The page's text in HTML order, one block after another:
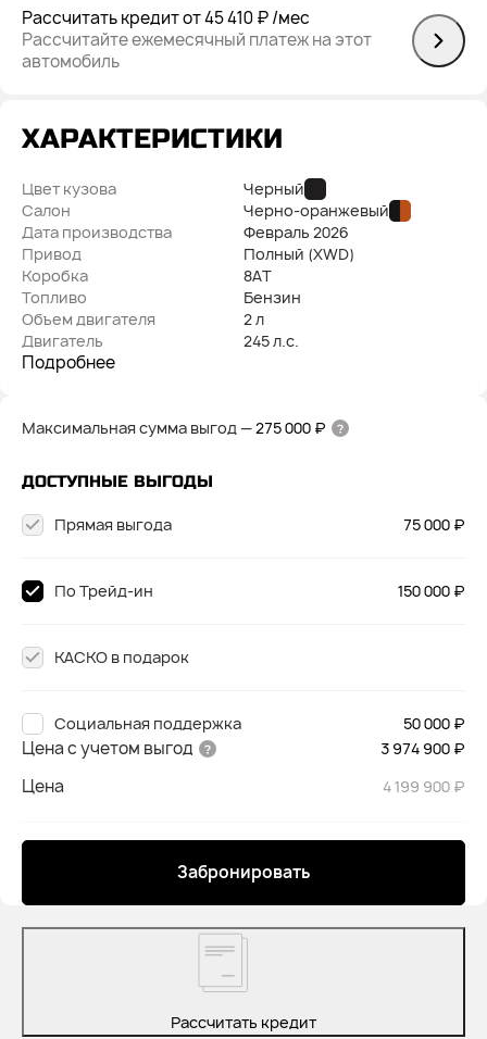
Рассчитать кредитот 45 410 ₽/мес
Рассчитайте ежемесячный платеж на этот
автомобиль
ХАРАКТЕРИСТИКИ
Цвет кузова
Черный
Салон
Черно-оранжевый
Дата производства
Февраль 2026
Привод
Полный (XWD)
Коробка
8AT
Топливо
Бензин
Объем двигателя
2 л
Двигатель
245 л.с.
Подробнее
Максимальная сумма выгод—275 000 ₽
ДОСТУПНЫЕ ВЫГОДЫ
75 000 ₽
Прямая выгода
150 000 ₽
По Трейд-ин
КАСКО в подарок
50 000 ₽
Социальная поддержка
Цена с учетом выгод 3 974 900 ₽
Цена 4 199 900 ₽
Забронировать
Рассчитать кредит